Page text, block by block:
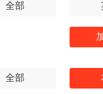
全部
全部